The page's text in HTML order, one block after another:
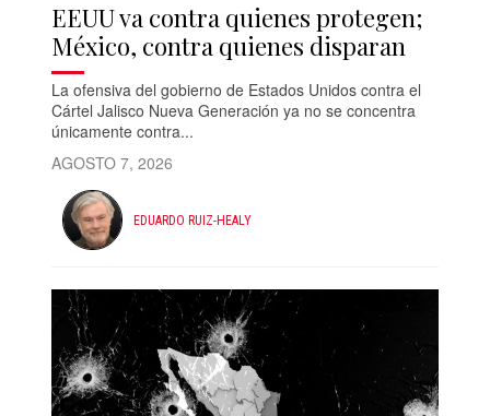
EEUU va contra quienes protegen;
México, contra quienes disparan
La ofensiva del gobierno de Estados Unidos contra el
Cártel Jalisco Nueva Generación ya no se concentra
únicamente contra...
AGOSTO 7, 2026
EDUARDO RUIZ-HEALY